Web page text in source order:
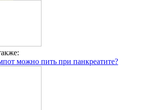
можно пить при панкреатите?